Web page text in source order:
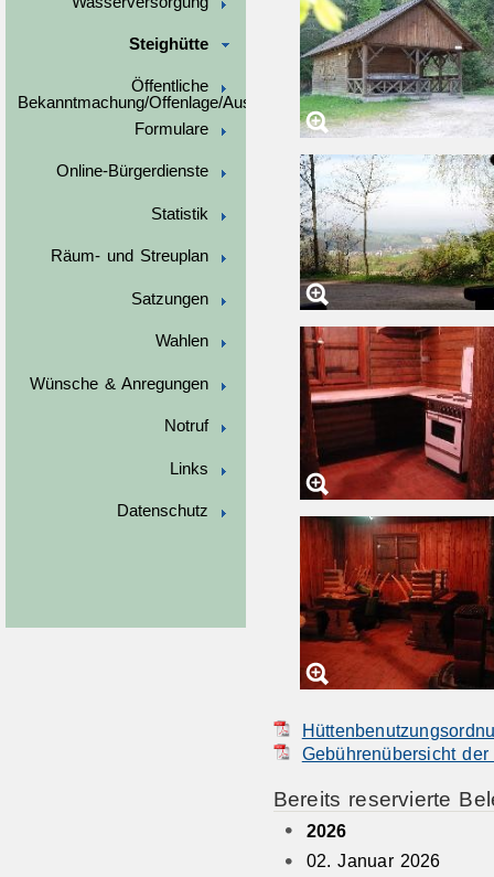
Steighütte
Öffentliche
Bekanntmachung/Offenlage/Ausschreibungen
Formulare
Online-Bürgerdienste
Statistik
Räum- und Streuplan
Satzungen
Wahlen
Wünsche & Anregungen
Notruf
Links
Datenschutz
Gebührenübersicht
Bereits reservierte
2026
02. Januar 2026